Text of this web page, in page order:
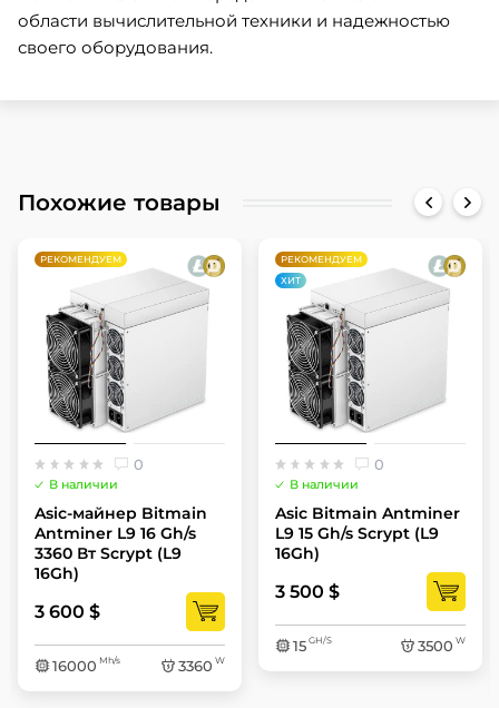
области вычислительной техники и надежностью
своего оборудования.
Похожие товары
РЕКОМЕНДУЕМ
0
В наличии
Asic-майнер Bitmain
Antminer L9 16 Gh/s
3360 Вт Scrypt (L9
16Gh)
3 600 $
16000 Mh/s 3360 W
РЕКОМЕНДУЕМ
ХИТ
0
В наличии
Asic Bitmain Antminer
L9 15 Gh/s Scrypt (L9
16Gh)
3 500 $
15 GH/S 3500 W